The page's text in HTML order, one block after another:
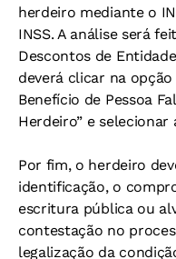
herdeiro mediante o
INSS. A análise será
Descontos de
deverá clicar na
Benefício de Pessoa
Herdeiro” e selecionar
Por fim, o herdeiro
identificação, o
escritura pública ou
contestação no
legalização da